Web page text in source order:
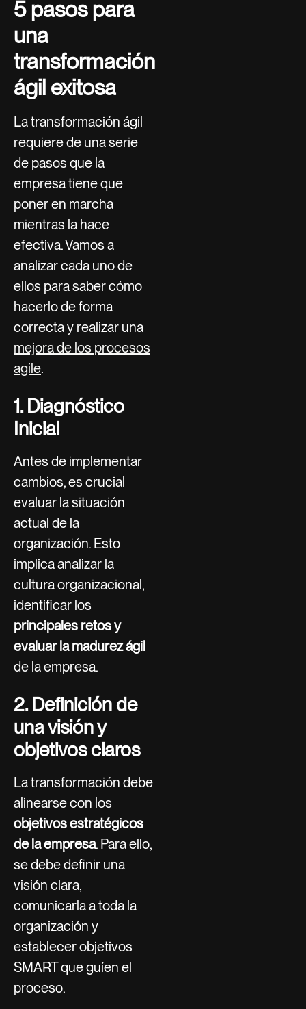
5 pasos para
una
transformación
ágil exitosa
La transformación ágil
requiere de una serie
de pasos que la
empresa tiene que
poner en marcha
mientras la hace
efectiva. Vamos a
analizar cada uno de
ellos para saber cómo
hacerlo de forma
correcta y realizar una
mejora de los procesos
agile.
1. Diagnóstico
Inicial
Antes de implementar
cambios, es crucial
evaluar la situación
actual de la
organización. Esto
implica analizar la
cultura organizacional,
identificar los
principales retos y
evaluar la madurez ágil
de la empresa.
2. Definición de
una visión y
objetivos claros
La transformación debe
alinearse con los
objetivos estratégicos
de la empresa. Para ello,
se debe definir una
visión clara,
comunicarla a toda la
organización y
establecer objetivos
SMART que guíen el
proceso.